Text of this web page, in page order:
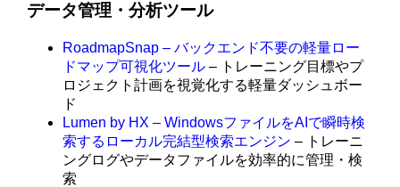
データ管理・分析ツール
RoadmapSnap – バックエンド不要の軽量ロー
ドマップ可視化ツール – トレーニング目標やプ
ロジェクト計画を視覚化する軽量ダッシュボー
ド
Lumen by HX – WindowsファイルをAIで瞬時検
索するローカル完結型検索エンジン – トレーニ
ングログやデータファイルを効率的に管理・検
索